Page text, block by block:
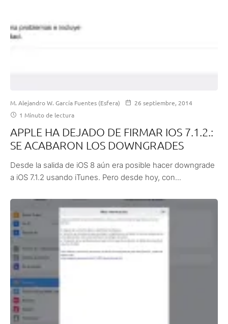
M. Alejandro W. García Fuentes (Esfera)
26 septiembre, 2014
1 Minuto de lectura
APPLE HA DEJADO DE FIRMAR IOS 7.1.2.:
SE ACABARON LOS DOWNGRADES
Desde la salida de iOS 8 aún era posible hacer downgrade
a iOS 7.1.2 usando iTunes. Pero desde hoy, con...